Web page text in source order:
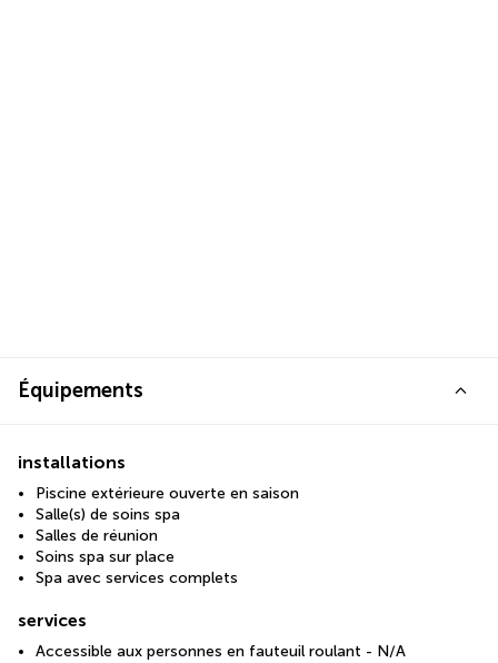
Équipements
installations
Piscine extérieure ouverte en saison
Salle(s) de soins spa
Salles de réunion
Soins spa sur place
Spa avec services complets
services
Accessible aux personnes en fauteuil roulant - N/A